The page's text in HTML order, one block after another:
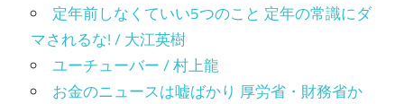
定年前しなくていい5つのこと 定年の常識にダ
マされるな! / 大江英樹
ユーチューバー / 村上龍
お金のニュースは嘘ばかり 厚労省・財務省か